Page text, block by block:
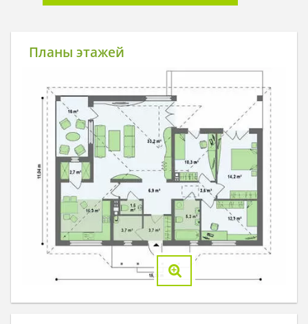
Планы этажей